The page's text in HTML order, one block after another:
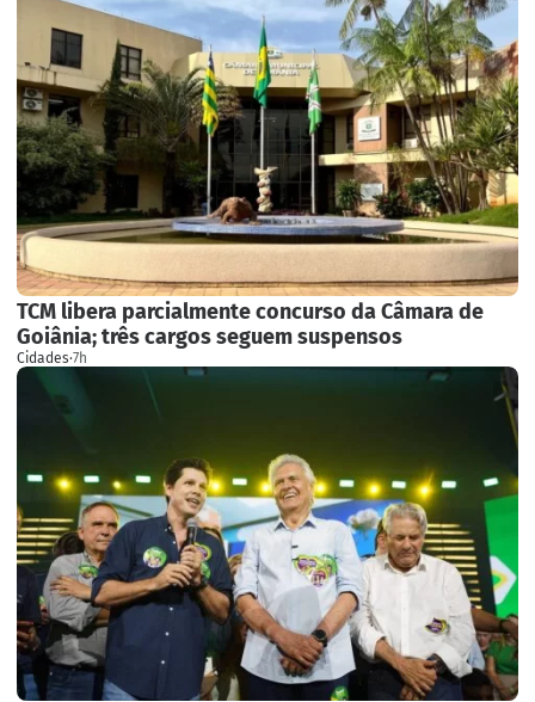
TCM libera parcialmente concurso da Câmara de
Goiânia; três cargos seguem suspensos
Cidades·7h